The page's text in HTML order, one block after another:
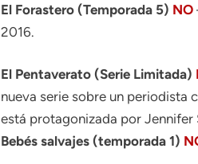
El Forastero (Temporada 5) NO
2016.
El Pentaverato (Serie Limitada)
nueva serie sobre un periodista
está protagonizada por Jennifer
Bebés salvajes (temporada 1)